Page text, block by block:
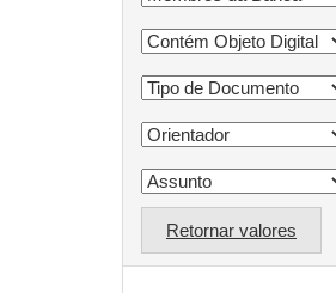
Retornar valores